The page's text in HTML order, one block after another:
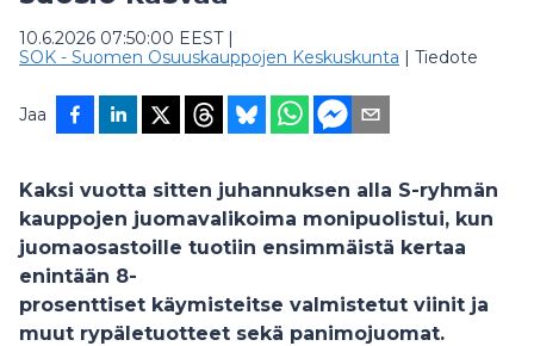
10.6.2026 07:50:00 EEST|
SOK - Suomen Osuuskauppojen Keskuskunta | Tiedote
Jaa
Kaksi vuotta sitten juhannuksen alla S-ryhmän
kauppojen juomavalikoima monipuolistui, kun
juomaosastoille tuotiin ensimmäistä kertaa
enintään 8-
prosenttiset käymisteitse valmistetut viinit ja
muut rypäletuotteet sekä panimojuomat.